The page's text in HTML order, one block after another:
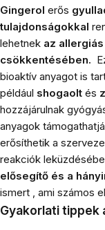
Gingerol erős
tulajdonságokkal
lehetnek az
csökkentésében.
bioaktív anyagot is
például shogaolt és
hozzájárulnak
anyagok
erősíthetik a
reakciók
elősegítő és a
ismert , ami számos
Gyakorlati tippek